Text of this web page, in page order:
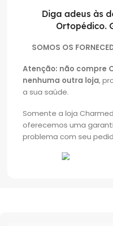
Diga adeus às
Ortopédico.
SOMOS OS
Atenção: não compre
nenhuma outra loja,
a sua saúde.
Somente a loja
oferecemos uma
problema com seu